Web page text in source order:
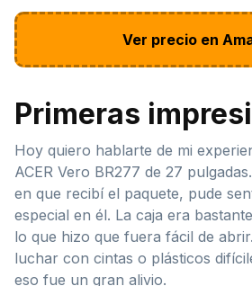
Ver precio en
Primeras
Hoy quiero hablarte de mi
ACER Vero BR277 de 27
en que recibí el paquete, pude
especial en él. La caja era
lo que hizo que fuera fácil de
luchar con cintas o plásticos
eso fue un gran alivio.